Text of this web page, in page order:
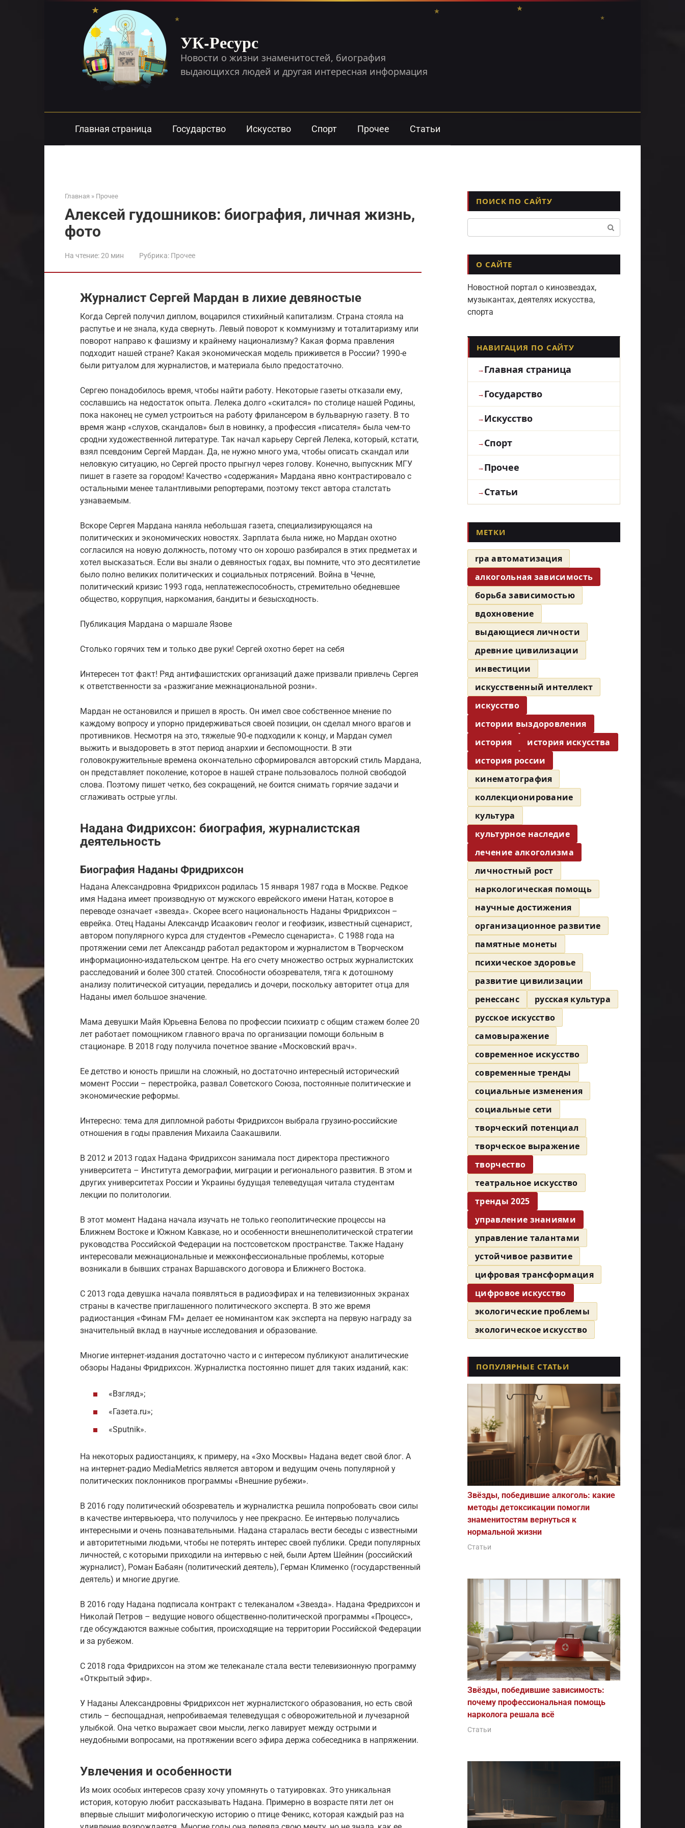
УК-Ресурс
Новости о жизни знаменитостей, биография
выдающихся людей и другая интересная информация
Главная страница Государство Искусство Спорт Прочее Статьи
Главная » Прочее
Алексей гудошников: биография, личная жизнь,
фото
На чтение:20 мин Рубрика: Прочее
Журналист Сергей Мардан в лихие девяностые
Когда Сергей получил диплом, воцарился стихийный капитализм. Страна стояла на
распутье и не знала, куда свернуть. Левый поворот к коммунизму и тоталитаризму или
поворот направо к фашизму и крайнему национализму? Какая форма правления
подходит нашей стране? Какая экономическая модель приживется в России? 1990-е
были ритуалом для журналистов, и материала было предостаточно.
Сергею понадобилось время, чтобы найти работу. Некоторые газеты отказали ему,
сославшись на недостаток опыта. Лелека долго «скитался» по столице нашей Родины,
пока наконец не сумел устроиться на работу фрилансером в бульварную газету. В то
время жанр «слухов, скандалов» был в новинку, а профессия «писателя» была чем-то
сродни художественной литературе. Так начал карьеру Сергей Лелека, который, кстати,
взял псевдоним Сергей Мардан. Да, не нужно много ума, чтобы описать скандал или
неловкую ситуацию, но Сергей просто прыгнул через голову. Конечно, выпускник МГУ
пишет в газете за городом! Качество «содержания» Мардана явно контрастировало с
остальными менее талантливыми репортерами, поэтому текст автора сталстать
узнаваемым.
Вскоре Сергея Мардана наняла небольшая газета, специализирующаяся на
политических и экономических новостях. Зарплата была ниже, но Мардан охотно
согласился на новую должность, потому что он хорошо разбирался в этих предметах и ​​
хотел высказаться. Если вы знали о девяностых годах, вы помните, что это десятилетие
было полно великих политических и социальных потрясений. Война в Чечне,
политический кризис 1993 года, неплатежеспособность, стремительно обедневшее
общество, коррупция, наркомания, бандиты и безысходность.
Публикация Мардана о маршале Язове
Столько горячих тем и только две руки! Сергей охотно берет на себя
Интересен тот факт! Ряд антифашистских организаций даже призвали привлечь Сергея
к ответственности за «разжигание межнациональной розни».
Мардан не остановился и пришел в ярость. Он имел свое собственное мнение по
каждому вопросу и упорно придерживаться своей позиции, он сделал много врагов и
противников. Несмотря на это, тяжелые 90-е подходили к концу, и Мардан сумел
выжить и выздороветь в этот период анархии и беспомощности. В эти
головокружительные времена окончательно сформировался авторский стиль Мардана,
он представляет поколение, которое в нашей стране пользовалось полной свободой
слова. Поэтому пишет четко, без сокращений, не боится снимать горячие задачи и
сглаживать острые углы.
Надана Фидрихсон: биография, журналистская
деятельность
Биография Наданы Фридрихсон
Надана Александровна Фридрихсон родилась 15 января 1987 года в Москве. Редкое
имя Надана имеет производную от мужского еврейского имени Натан, которое в
переводе означает «звезда». Скорее всего национальность Наданы Фридрихсон –
еврейка. Отец Наданы Александр Исаакович геолог и геофизик, известный сценарист,
автором популярного курса для студентов «Ремесло сценариста». С 1988 года на
протяжении семи лет Александр работал редактором и журналистом в Творческом
информационно-издательском центре. На его счету множество острых журналистских
расследований и более 300 статей. Способности обозревателя, тяга к дотошному
анализу политической ситуации, передались и дочери, поскольку авторитет отца для
Наданы имел большое значение.
Мама девушки Майя Юрьевна Белова по профессии психиатр с общим стажем более 20
лет работает помощником главного врача по организации помощи больным в
стационаре. В 2018 году получила почетное звание «Московский врач».
Ее детство и юность пришли на сложный, но достаточно интересный исторический
момент России – перестройка, развал Советского Союза, постоянные политические и
экономические реформы.
Интересно: тема для дипломной работы Фридрихсон выбрала грузино-российские
отношения в годы правления Михаила Саакашвили.
В 2012 и 2013 годах Надана Фридрихсон занимала пост директора престижного
университета – Института демографии, миграции и регионального развития. В этом и
других университетах России и Украины будущая телеведущая читала студентам
лекции по политологии.
В этот момент Надана начала изучать не только геополитические процессы на
Ближнем Востоке и Южном Кавказе, но и особенности внешнеполитической стратегии
руководства Российской Федерации на постсоветском пространстве. Также Надану
интересовали межнациональные и межконфессиональные проблемы, которые
возникали в бывших странах Варшавского договора и Ближнего Востока.
С 2013 года девушка начала появляться в радиоэфирах и на телевизионных экранах
страны в качестве приглашенного политического эксперта. В это же время
радиостанция «Финам FM» делает ее номинантом как эксперта на первую награду за
значительный вклад в научные исследования и образование.
Многие интернет-издания достаточно часто и с интересом публикуют аналитические
обзоры Наданы Фридрихсон. Журналистка постоянно пишет для таких изданий, как:
«Взгляд»;
«Газета.ru»;
«Sputnik».
На некоторых радиостанциях, к примеру, на «Эхо Москвы» Надана ведет свой блог. А
на интернет-радио MediaMetrics является автором и ведущим очень популярной у
политических поклонников программы «Внешние рубежи».
В 2016 году политический обозреватель и журналистка решила попробовать свои силы
в качестве интервьюера, что получилось у нее прекрасно. Ее интервью получались
интересными и очень познавательными. Надана старалась вести беседы с известными
и авторитетными людьми, чтобы не потерять интерес своей публики. Среди популярных
личностей, с которыми приходили на интервью с ней, были Артем Шейнин (российский
журналист), Роман Бабаян (политический деятель), Герман Клименко (государственный
деятель) и многие другие.
В 2016 году Надана подписала контракт с телеканалом «Звезда». Надана Фредрихсон и
Николай Петров – ведущие нового общественно-политической программы «Процесс»,
где обсуждаются важные события, происходящие на территории Российской Федерации
и за рубежом.
С 2018 года Фридрихсон на этом же телеканале стала вести телевизионную программу
«Открытый эфир».
У Наданы Александровны Фридрихсон нет журналистского образования, но есть свой
стиль – беспощадная, непробиваемая телеведущая с обворожительной и лучезарной
улыбкой. Она четко выражает свои мысли, легко лавирует между острыми и
неудобными вопросами, на протяжении всего эфира держа собеседника в напряжении.
Увлечения и особенности
Из моих особых интересов сразу хочу упомянуть о татуировках. Это уникальная
история, которую любит рассказывать Надана. Примерно в возрасте пяти лет он
впервые слышит мифологическую историю о птице Феникс, которая каждый раз на
ПОИСК ПО САЙТУ
О САЙТЕ
Новостной портал о кинозвездах,
музыкантах, деятелях искусства,
спорта
НАВИГАЦИЯ ПО САЙТУ
Главная страница
Государство
Искусство
Спорт
Прочее
Статьи
МЕТКИ
rpa автоматизация
алкогольная зависимость
борьба зависимостью
вдохновение
выдающиеся личности
древние цивилизации
инвестиции
искусственный интеллект
искусство
истории выздоровления
история
история искусства
история россии
кинематография
коллекционирование
культура
культурное наследие
лечение алкоголизма
личностный рост
наркологическая помощь
научные достижения
организационное развитие
памятные монеты
психическое здоровье
развитие цивилизации
ренессанс
русская культура
русское искусство
самовыражение
современное искусство
современные тренды
социальные изменения
социальные сети
творческий потенциал
творческое выражение
творчество
театральное искусство
тренды 2025
управление знаниями
управление талантами
устойчивое развитие
цифровая трансформация
цифровое искусство
экологические проблемы
экологическое искусство
ПОПУЛЯРНЫЕ СТАТЬИ
Звёзды, победившие алкоголь: какие
методы детоксикации помогли
знаменитостям вернуться к
нормальной жизни
Статьи
Звёзды, победившие зависимость:
почему профессиональная помощь
нарколога решала всё
Статьи